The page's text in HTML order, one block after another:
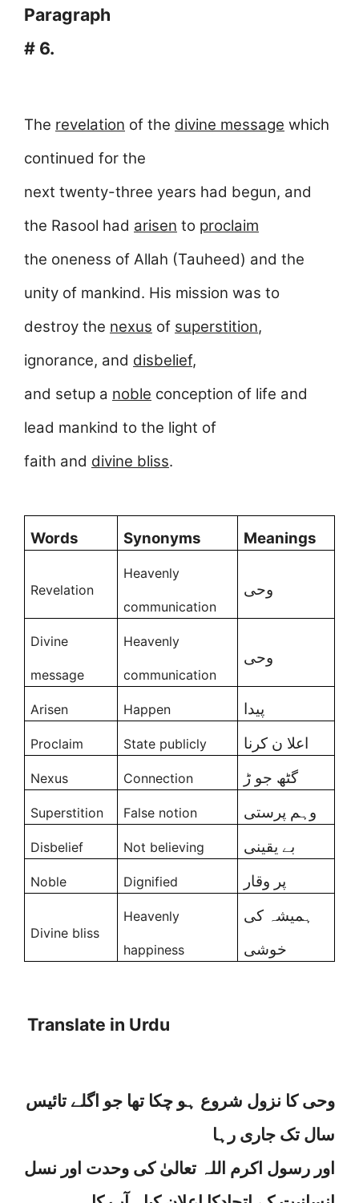
Paragraph
# 6.
The revelation of the divine message which
continued for the
next twenty-three years had begun, and
the Rasool had arisen to proclaim
the oneness of Allah (Tauheed) and the
unity of mankind. His mission was to
destroy the nexus of superstition,
ignorance, and disbelief,
and setup a noble conception of life and
lead mankind to the light of
faith and divine bliss.
Words Synonyms Meanings
Revelation
Heavenly
communication
وحی
Divine
message
Heavenly
communication
وحی
Arisen Happen پیدا
Proclaim State publicly اعلا ن کرنا
Nexus Connection گٹھ جو ڑ
Superstition False notion وہم پرستی
Disbelief Not believing بے یقینی
Noble Dignified پر وقار
Divine bliss
Heavenly
happiness
ہمیشہ کی
خوشی
Translate in Urdu
وحی کا نزول شروع ہو چکا تھا جو اگلے تائیس
سال تک جاری رہا
اور رسول اکرم اللہ تعالیٰ کی وحدت اور نسل